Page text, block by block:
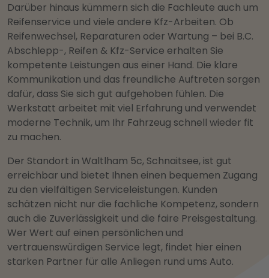
Darüber hinaus kümmern sich die Fachleute auch um
Reifenservice und viele andere Kfz-Arbeiten. Ob
Reifenwechsel, Reparaturen oder Wartung – bei B.C.
Abschlepp-, Reifen & Kfz-Service erhalten Sie
kompetente Leistungen aus einer Hand. Die klare
Kommunikation und das freundliche Auftreten sorgen
dafür, dass Sie sich gut aufgehoben fühlen. Die
Werkstatt arbeitet mit viel Erfahrung und verwendet
moderne Technik, um Ihr Fahrzeug schnell wieder fit
zu machen.
Der Standort in Waltlham 5c, Schnaitsee, ist gut
erreichbar und bietet Ihnen einen bequemen Zugang
zu den vielfältigen Serviceleistungen. Kunden
schätzen nicht nur die fachliche Kompetenz, sondern
auch die Zuverlässigkeit und die faire Preisgestaltung.
Wer Wert auf einen persönlichen und
vertrauenswürdigen Service legt, findet hier einen
starken Partner für alle Anliegen rund ums Auto.